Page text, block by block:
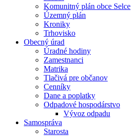
Komunitný plán obce Selce
Územný plán
Kroniky
Trhovisko
Obecný úrad
Úradné hodiny
Zamestnanci
Matrika
Tlačivá pre občanov
Cenníky
Dane a poplatky
Odpadové hospodárstvo
Vývoz odpadu
Samospráva
Starosta